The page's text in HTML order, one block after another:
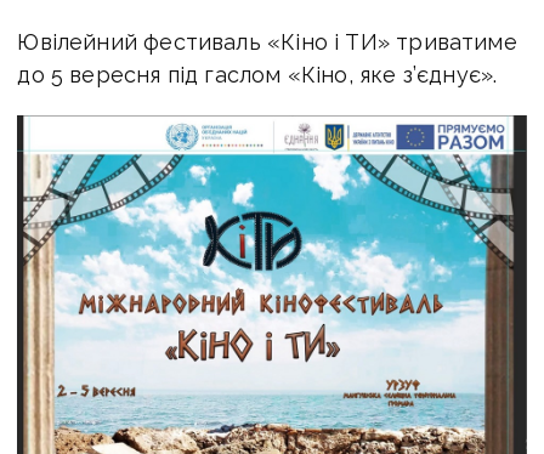
Ювілейний фестиваль «Кіно і ТИ» триватиме
до 5 вересня під гаслом «Кіно, яке з’єднує».